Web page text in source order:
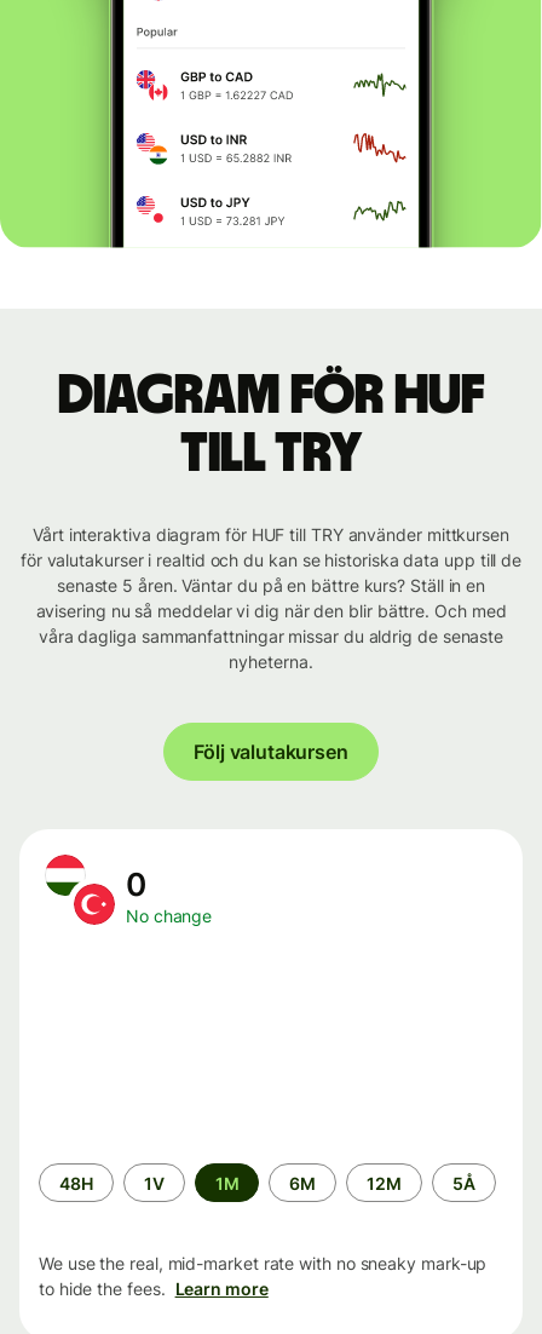
Diagram för HUF
till TRY
Vårt interaktiva diagram för HUF till TRY använder mittkursen
för valutakurser i realtid och du kan se historiska data upp till de
senaste 5 åren. Väntar du på en bättre kurs? Ställ in en
avisering nu så meddelar vi dig när den blir bättre. Och med
våra dagliga sammanfattningar missar du aldrig de senaste
nyheterna.
Följ valutakursen
0
No change
Time
period
48H 1V 1M 6M 12M 5Å
We use the real, mid-market rate with no sneaky mark-up
to hide the fees. Learn more